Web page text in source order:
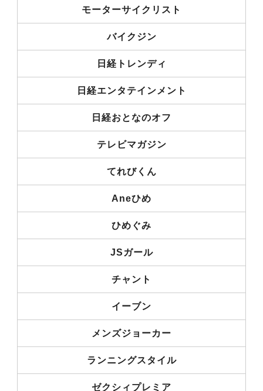
モーターサイクリスト
バイクジン
日経トレンディ
日経エンタテインメント
日経おとなのオフ
テレビマガジン
てれびくん
Aneひめ
ひめぐみ
JSガール
チャント
イーブン
メンズジョーカー
ランニングスタイル
ゼクシィプレミア